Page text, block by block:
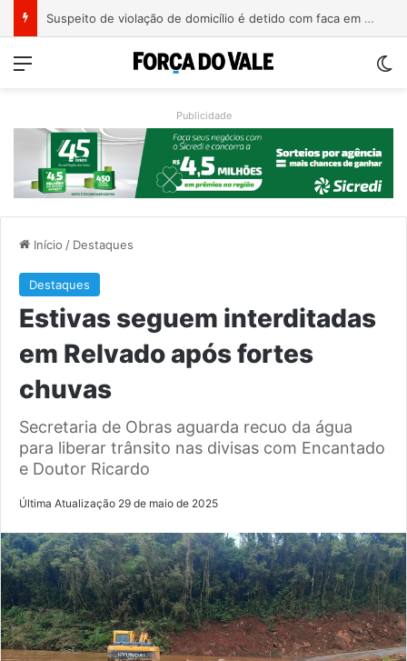
Aluno de 15 anos ataca professoras com facão em escola no Rio Grande do Sul
Menu
Publicidade
Início / Destaques
Destaques
Estivas seguem interditadas
em Relvado após fortes
chuvas
Secretaria de Obras aguarda recuo da água
para liberar trânsito nas divisas com Encantado
e Doutor Ricardo
Última Atualização 29 de maio de 2025